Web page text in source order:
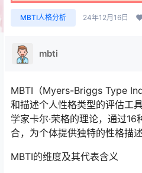
MBTI人格分析 24年12月16日
mbti
MBTI（Myers-Briggs Type
和描述个人性格类型的评估工
学家卡尔·荣格的理论，通过
合，为个体提供独特的性格描述
MBTI的维度及其代表含义